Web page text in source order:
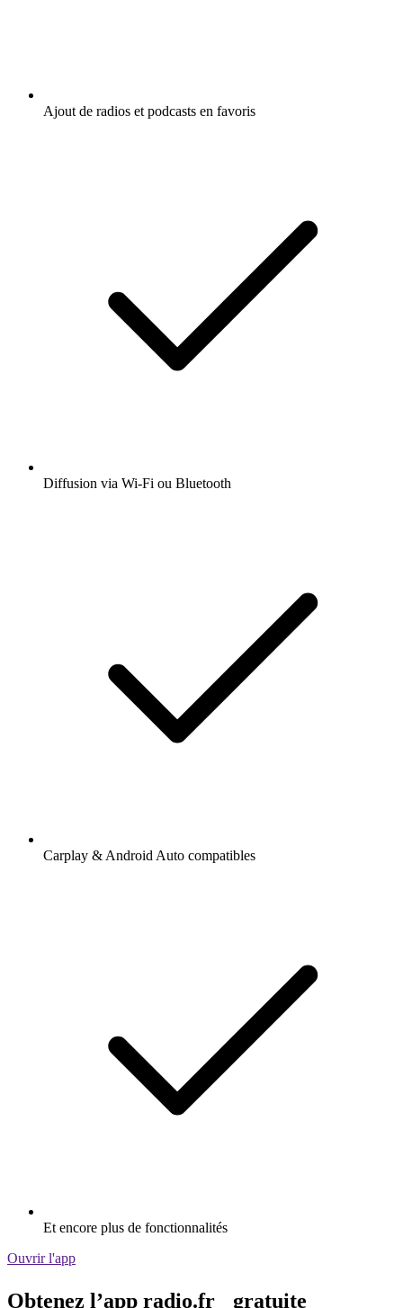
Ajout de radios et podcasts en favoris
Diffusion via Wi-Fi ou Bluetooth
Carplay & Android Auto compatibles
Et encore plus de fonctionnalités
Ouvrir l'app
Obtenez l’app radio.fr gratuite